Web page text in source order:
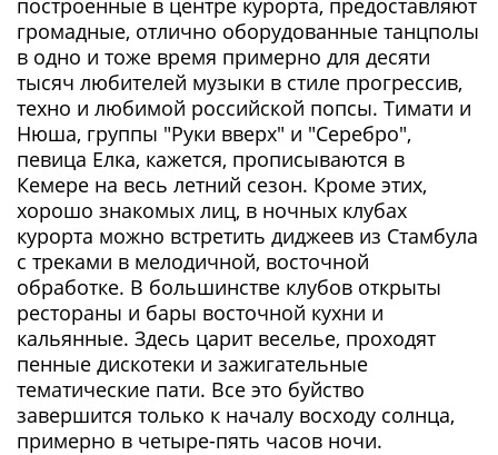
громадные, отлично оборудованные танцполы
в одно и тоже время примерно для десяти
тысяч любителей музыки в стиле прогрессив,
техно и любимой российской попсы. Тимати и
Нюша, группы "Руки вверх" и "Серебро",
певица Елка, кажется, прописываются в
Кемере на весь летний сезон. Кроме этих,
хорошо знакомых лиц, в ночных клубах
курорта можно встретить диджеев из Стамбула
с треками в мелодичной, восточной
обработке. В большинстве клубов открыты
рестораны и бары восточной кухни и
кальянные. Здесь царит веселье, проходят
пенные дискотеки и зажигательные
тематические пати. Все это буйство
завершится только к началу восходу солнца,
примерно в четыре-пять часов ночи.